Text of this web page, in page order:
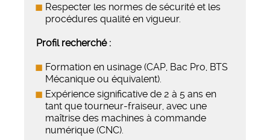
Respecter les normes de sécurité et les
procédures qualité en vigueur.
Profil recherché :
Formation en usinage (CAP, Bac Pro, BTS
Mécanique ou équivalent).
Expérience significative de 2 à 5 ans en
tant que tourneur-fraiseur, avec une
maîtrise des machines à commande
numérique (CNC).